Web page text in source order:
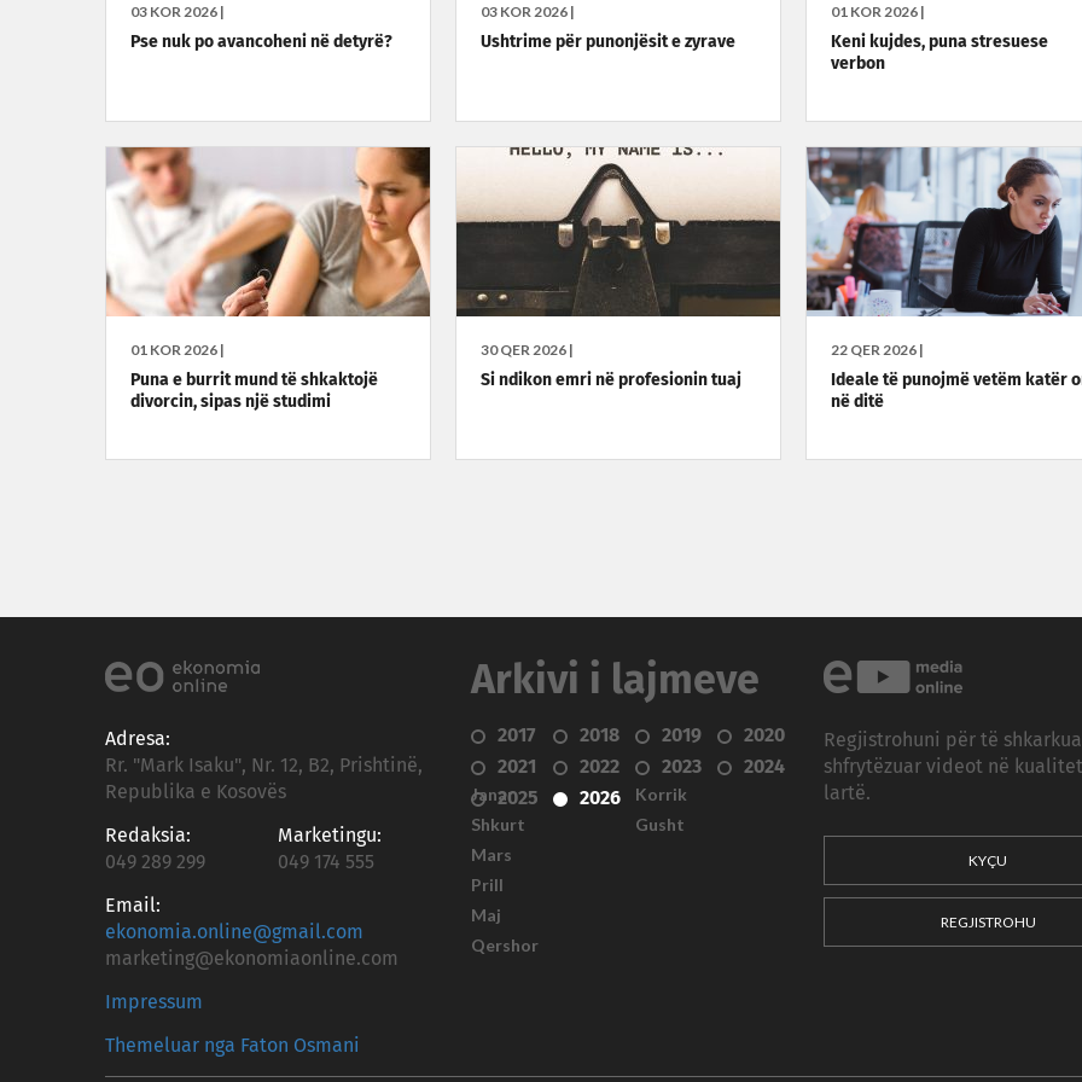
03 KOR 2026 |
Pse nuk po avancoheni në detyrë?
03 KOR 2026 |
Ushtrime për punonjësit e zyrave
01 KOR 2026 |
Keni kujdes, puna stresuese
verbon
01 KOR 2026 |
Puna e burrit mund të shkaktojë
divorcin, sipas një studimi
30 QER 2026 |
Si ndikon emri në profesionin tuaj
22 QER 2026 |
Ideale të punojmë vetëm katër
në ditë
Adresa:
Rr. "Mark Isaku", Nr. 12, B2, Prishtinë,
Republika e Kosovës
Redaksia:
049 289 299
Marketingu:
049 174 555
Email:
ekonomia.online@gmail.com
marketing@ekonomiaonline.com
Impressum
Themeluar nga Faton Osmani
Arkivi i lajmeve
2017 2018 2019
2020
2021
2022 2023
2024
2025
2026
Janar
Shkurt
Mars
Prill
Maj
Qershor
Korrik
Gusht
Regjistrohuni për të
shfrytëzuar videot në
lartë.
KYÇU
REGJISTROHU